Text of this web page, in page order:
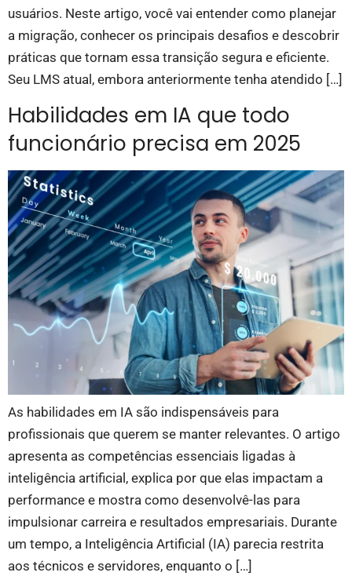
usuários. Neste artigo, você vai entender como planejar
a migração, conhecer os principais desafios e descobrir
práticas que tornam essa transição segura e eficiente.
Seu LMS atual, embora anteriormente tenha atendido […]
Habilidades em IA que todo
funcionário precisa em 2025
As habilidades em IA são indispensáveis para
profissionais que querem se manter relevantes. O artigo
apresenta as competências essenciais ligadas à
inteligência artificial, explica por que elas impactam a
performance e mostra como desenvolvê-las para
impulsionar carreira e resultados empresariais. Durante
um tempo, a Inteligência Artificial (IA) parecia restrita
aos técnicos e servidores, enquanto o […]